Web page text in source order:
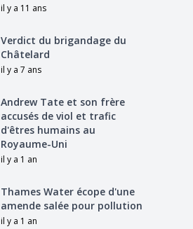
il y a 11 ans
Verdict du brigandage du
Châtelard
il y a 7 ans
Andrew Tate et son frère
accusés de viol et trafic
d'êtres humains au
Royaume-Uni
il y a 1 an
Thames Water écope d'une
amende salée pour pollution
il y a 1 an